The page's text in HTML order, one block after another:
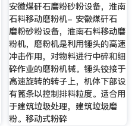
安徽煤矸石磨粉砂粉设备，淮南
石料移动磨粉机- 安徽煤矸石
磨粉砂粉设备，淮南石料移动磨
粉机，磨粉机是利用锤头的高速
冲击作用，对物料进行中碎和细
碎作业的磨粉机械。锤头铰接于
高速旋转的转子上，机体下部设
有篦条以控制排料粒度。适合用
于建筑垃圾处理，建筑垃圾磨
粉。移动式粉碎